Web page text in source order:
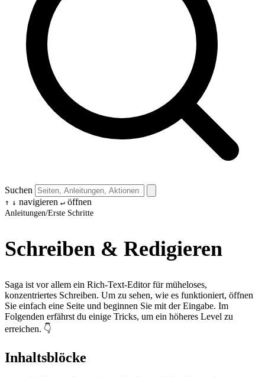
Suchen
↑ ↓ navigieren ↵ öffnen
Anleitungen/Erste Schritte
Schreiben & Redigieren
Saga ist vor allem ein Rich-Text-Editor für müheloses,
konzentriertes Schreiben. Um zu sehen, wie es funktioniert, öffnen
Sie einfach eine Seite und beginnen Sie mit der Eingabe. Im
Folgenden erfährst du einige Tricks, um ein höheres Level zu
erreichen. 👇
Inhaltsblöcke